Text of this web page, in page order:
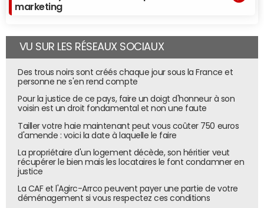
des offres proposées. Un principe déjà fixé par la loi
de la loi Hamon sur les comparateurs : la plateforme "fait
notamment apparaître clairement l’existence ou non
d’une relation contractuelle ou de liens capitalistiques
avec les personnes référencées ; l’existence ou non d’une
rémunération par les personnes référencées et, le cas
échéant, l’impact de celle-ci sur le classement des
contenus, biens ou services proposés."
"Par exemple, Quiestlemoinscher.com devra mentionner
qu'il appartient à E.Leclerc (ce qu'il fait déjà), tout comme
les comparateurs qui ne se bornent pas à crawler les
sites marchands mais ont des contrats avec eux devront
l'indiquer, que cela influence ou non le référencement des
marketing
VU SUR LES RÉSEAUX SOCIAUX
Des trous noirs sont créés chaque jour sous la France et
personne ne s'en rend compte
Pour la justice de ce pays, faire un doigt d'honneur à son
voisin est un droit fondamental et non une faute
Tailler votre haie maintenant peut vous coûter 750 euros
d'amende : voici la date à laquelle le faire
La propriétaire d'un logement décède, son héritier veut
récupérer le bien mais les locataires le font condamner en
justice
La CAF et l'Agirc-Arrco peuvent payer une partie de votre
déménagement si vous respectez ces conditions